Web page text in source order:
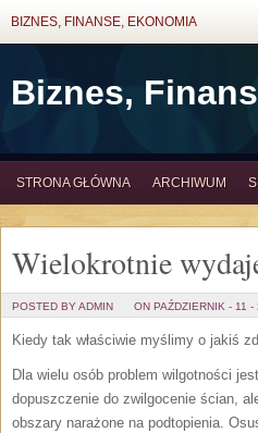
BIZNES, FINANSE, EKONOMIA
Biznes,
STRONA GŁÓWNA ARCHIWUM
Wielokrotnie
POSTED BY ADMIN ON PAŹDZIERNIK - 11 -
Kiedy tak właściwie myślimy o jakiś
Dla wielu osób problem wilgotności
dopuszczenie do zwilgocenie ścian,
obszary narażone na podtopienia.